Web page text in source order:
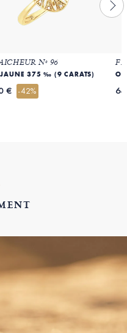
Nº 96
375 ‰ (9 CARATS)
€ -42%